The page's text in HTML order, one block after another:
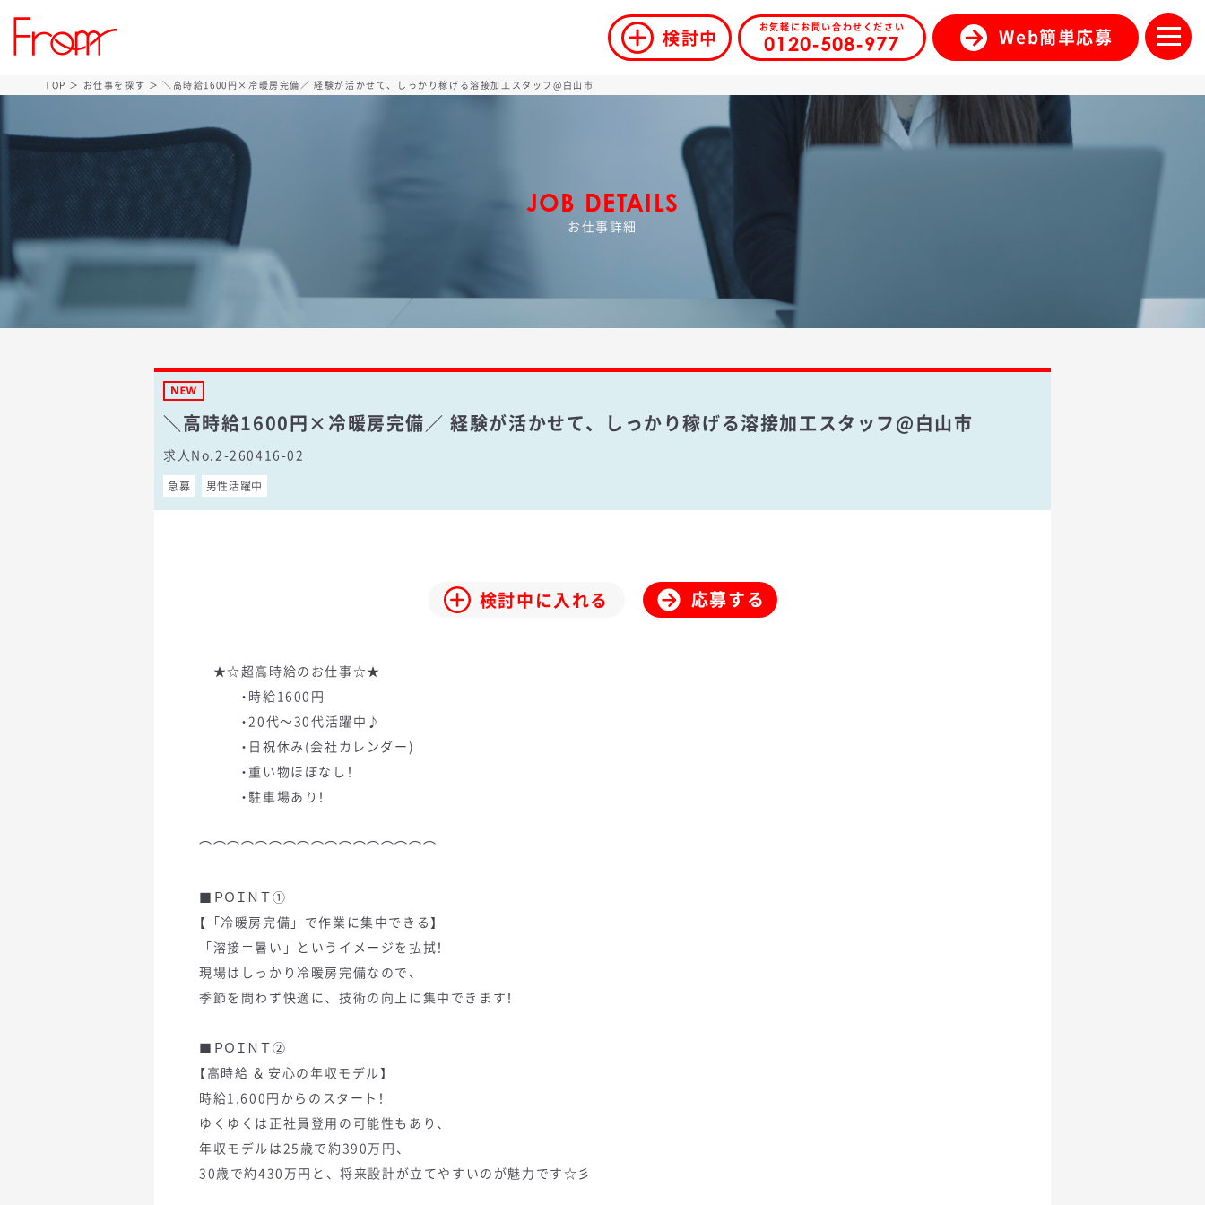
検討中 お気軽にお問い合わせください
0120-508-977 Web簡単応募
TOP ＞ お仕事を探す ＞ ＼高時給1600円×冷暖房完備／ 経験が活かせて、しっかり稼げる溶接加工スタッフ@白山市
JOB DETAILS
お仕事詳細
＼高時給1600円×冷暖房完備／ 経験が活かせて、しっかり稼げる溶接加工スタッフ@白山市
求人No.2-260416-02
急募 男性活躍中
検討中に入れる 応募する
★☆超高時給のお仕事☆★
・時給1600円
・20代～30代活躍中♪
・日祝休み(会社カレンダー)
・重い物ほぼなし！
・駐車場あり！
⌒⌒⌒⌒⌒⌒⌒⌒⌒⌒⌒⌒⌒⌒⌒⌒⌒
■ＰＯＩＮＴ①
【「冷暖房完備」で作業に集中できる】
「溶接＝暑い」というイメージを払拭！
現場はしっかり冷暖房完備なので、
季節を問わず快適に、技術の向上に集中できます！
■ＰＯＩＮＴ②
【高時給 ＆ 安心の年収モデル】
時給1,600円からのスタート！
ゆくゆくは正社員登用の可能性もあり、
年収モデルは25歳で約390万円、
30歳で約430万円と、将来設計が立てやすいのが魅力です☆彡